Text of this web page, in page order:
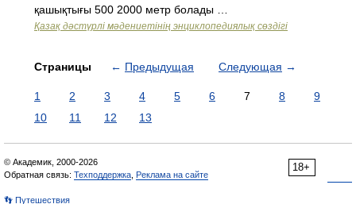
қашықтығы 500 2000 метр болады …
Қазақ дәстүрлі мәдениетінің энциклопедиялық сөздігі
Страницы ← Предыдущая Следующая →
1 2 3 4 5 6 7 8
9
10
11 12 13
18+
© Академик, 2000-2026
Обратная связь: Техподдержка Реклама на сайте
👣 Путешествия